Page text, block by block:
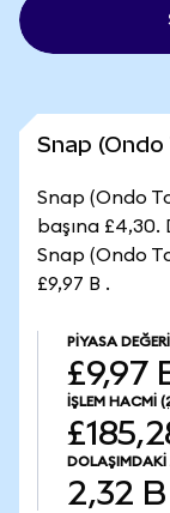
Snap
Snap (Ondo
başına £4,30.
Snap (Ondo
£9,97 B .
PIYASA DEĞERI
£9,97
İŞLEM HACMI
DOLAŞIMDAKI
2,32 B